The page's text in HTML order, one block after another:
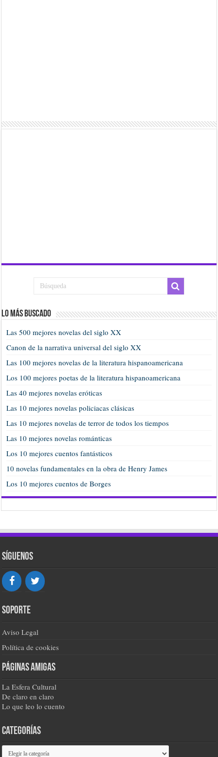
Lo más buscado
Las 500 mejores novelas del siglo XX
Canon de la narrativa universal del siglo XX
Las 100 mejores novelas de la literatura hispanoamericana
Los 100 mejores poetas de la literatura hispanoamericana
Las 40 mejores novelas eróticas
Las 10 mejores novelas policiacas clásicas
Las 10 mejores novelas de terror de todos los tiempos
Las 10 mejores novelas románticas
Los 10 mejores cuentos fantásticos
10 novelas fundamentales en la obra de Henry James
Los 10 mejores cuentos de Borges
Síguenos
Soporte
Aviso Legal
Política de cookies
Páginas amigas
La Esfera Cultural
De claro en claro
Lo que leo lo cuento
Categorías
Categorías